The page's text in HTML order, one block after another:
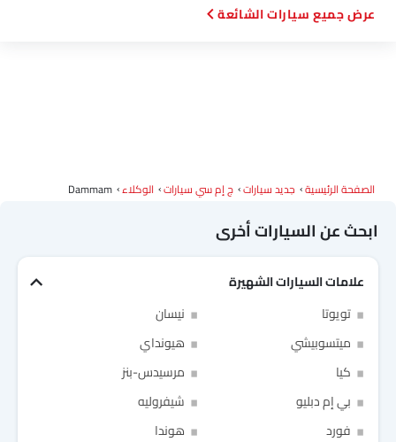
أومودا سكاي ويل
دودج كاديلاك أستون مارتن جي أي سي
رام بوغاتي
فورثينج هونشي
سيارات الشائعة
الصفحة الرئيسية جديد سيارات ج إم سي سيارات الوكلاء Dammam
ابحث عن السيارات أخرى
علامات السيارات الشهيرة
تويوتا
نيسان
ميتسوبيشي
هيونداي
كيا
مرسيدس-بنز
بي إم دبليو
شيفروليه
فورد
هوندا
Link Your Google Account
Link Your Facebook Account